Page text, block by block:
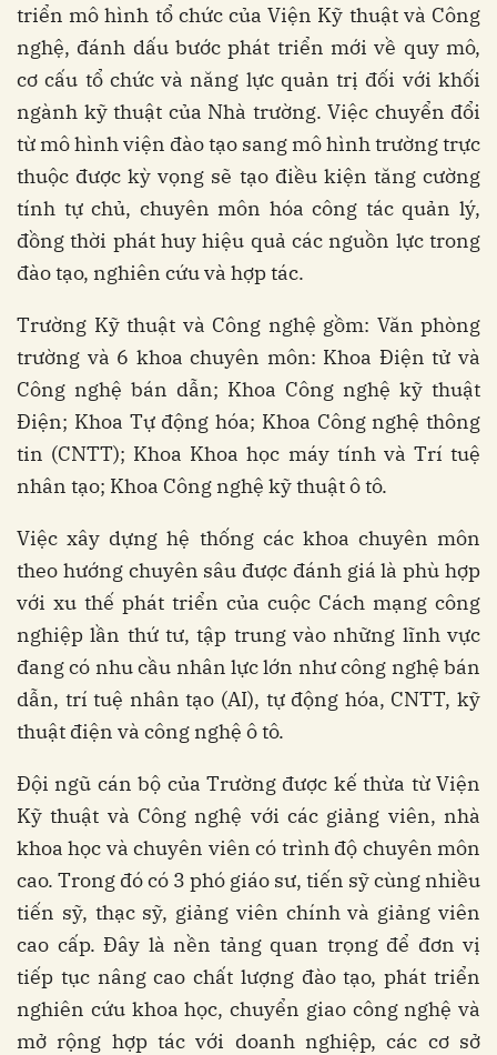
triển mô hình tổ chức của Viện Kỹ thuật và Công
nghệ, đánh dấu bước phát triển mới về quy mô,
cơ cấu tổ chức và năng lực quản trị đối với khối
ngành kỹ thuật của Nhà trường. Việc chuyển đổi
từ mô hình viện đào tạo sang mô hình trường trực
thuộc được kỳ vọng sẽ tạo điều kiện tăng cường
tính tự chủ, chuyên môn hóa công tác quản lý,
đồng thời phát huy hiệu quả các nguồn lực trong
đào tạo, nghiên cứu và hợp tác.
Trường Kỹ thuật và Công nghệ gồm: Văn phòng
trường và 6 khoa chuyên môn: Khoa Điện tử và
Công nghệ bán dẫn; Khoa Công nghệ kỹ thuật
Điện; Khoa Tự động hóa; Khoa Công nghệ thông
tin (CNTT); Khoa Khoa học máy tính và Trí tuệ
nhân tạo; Khoa Công nghệ kỹ thuật ô tô.
Việc xây dựng hệ thống các khoa chuyên môn
theo hướng chuyên sâu được đánh giá là phù hợp
với xu thế phát triển của cuộc Cách mạng công
nghiệp lần thứ tư, tập trung vào những lĩnh vực
đang có nhu cầu nhân lực lớn như công nghệ bán
dẫn, trí tuệ nhân tạo (AI), tự động hóa, CNTT, kỹ
thuật điện và công nghệ ô tô.
Đội ngũ cán bộ của Trường được kế thừa từ Viện
Kỹ thuật và Công nghệ với các giảng viên, nhà
khoa học và chuyên viên có trình độ chuyên môn
cao. Trong đó có 3 phó giáo sư, tiến sỹ cùng nhiều
tiến sỹ, thạc sỹ, giảng viên chính và giảng viên
cao cấp. Đây là nền tảng quan trọng để đơn vị
tiếp tục nâng cao chất lượng đào tạo, phát triển
nghiên cứu khoa học, chuyển giao công nghệ và
mở rộng hợp tác với doanh nghiệp, các cơ sở